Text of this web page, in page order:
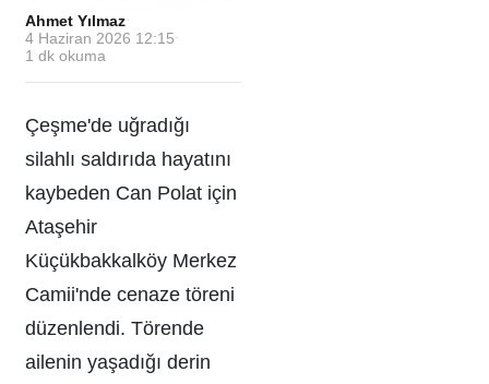
Ahmet Yılmaz·
4 Haziran 2026 12:15 ·
1 dk okuma
Çeşme'de uğradığı
silahlı saldırıda hayatını
kaybeden Can Polat için
Ataşehir
Küçükbakkalköy Merkez
Camii'nde cenaze töreni
düzenlendi. Törende
ailenin yaşadığı derin